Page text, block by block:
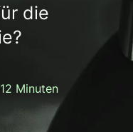
die
Minuten